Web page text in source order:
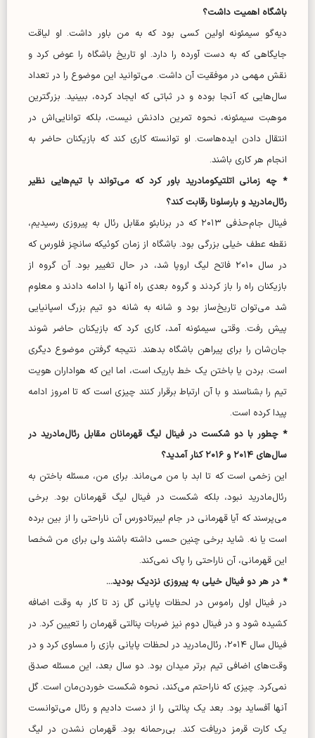
باشگاه اهمیت داشت؟
دیه‌گو سیمئونه اولین کسی بود که به من باور داشت. او لیاقت
جایگاهی که به دست آورده را دارد. او تاریخ باشگاه را عوض کرد و
نقش مهمی در موفقیت آن داشت. می‌توانید این موضوع را در تعداد
سال‌هایی که آنجا بوده و در ثباتی که ایجاد کرده، ببینید. بزرگترین
موهبت سیمئونه، نحوه تمرین دادنش نیست، بلکه توانایی‌اش در
انتقال دادن ایده‌هاست. او توانسته کاری کند که بازیکنان حاضر به
انجام هر کاری باشند.
* چه زمانی اتلتیکومادرید باور کرد که می‌تواند با تیم‌هایی نظیر
رئال‌مادرید و بارسلونا رقابت کند؟
فینال جام‌حذفی ۲۰۱۳ که در برنابئو مقابل رئال به پیروزی رسیدیم،
نقطه عطف خیلی بزرگی بود. باشگاه از زمان کوئیکه سانچز فلورس که
در سال ۲۰۱۰ فاتح لیگ اروپا شد، در حال تغییر بود. آن گروه از
بازیکنان راه را باز کردند و گروه بعدی راه آنها را ادامه دادند و معلوم
شد می‌توان تاریخ‌ساز بود و شانه به شانه دو تیم بزرگ اسپانیایی
پیش رفت. وقتی سیمئونه آمد، کاری کرد که بازیکنان حاضر شوند
جان‌شان را برای پیراهن باشگاه بدهند. نتیجه گرفتن موضوع دیگری
است. بردن یا باختن یک خط باریک است، اما این که هواداران هویت
تیم را بشناسند و با آن ارتباط برقرار کنند چیزی است که تا امروز ادامه
پیدا کرده است.
* چطور با دو شکست در فینال لیگ قهرمانان مقابل رئال‌مادرید در
سال‌های ۲۰۱۴ و ۲۰۱۶ کنار آمدید؟
این زخمی است که تا ابد با من می‌ماند. برای من، مسئله باختن به
رئال‌مادرید نبود، بلکه شکست در فینال لیگ قهرمانان بود. برخی
می‌پرسند که آیا قهرمانی در جام لیبرتادورس آن ناراحتی را از بین برده
است یا نه. شاید برخی چنین حسی داشته باشند ولی برای من شخصا
این قهرمانی، آن ناراحتی را پاک نمی‌کند.
* در هر دو فینال خیلی به پیروزی نزدیک بودید...
در فینال اول راموس در لحظات پایانی گل زد تا کار به وقت اضافه
کشیده شود و در فینال دوم نیز ضربات پنالتی قهرمان را تعیین کرد. در
فینال سال ۲۰۱۴، رئال‌مادرید در لحظات پایانی بازی را مساوی کرد و در
وقت‌های اضافی تیم برتر میدان بود. دو سال بعد، این مسئله صدق
نمی‌کرد. چیزی که ناراحتم می‌کند، نحوه شکست خوردن‌مان است. گل
آنها آفساید بود. بعد یک پنالتی را از دست دادیم و رئال می‌توانست
یک کارت قرمز دریافت کند. بی‌رحمانه بود. قهرمان نشدن در لیگ